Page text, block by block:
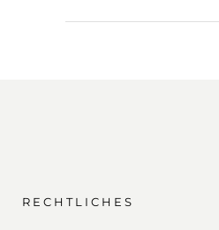
RECHTLICHES